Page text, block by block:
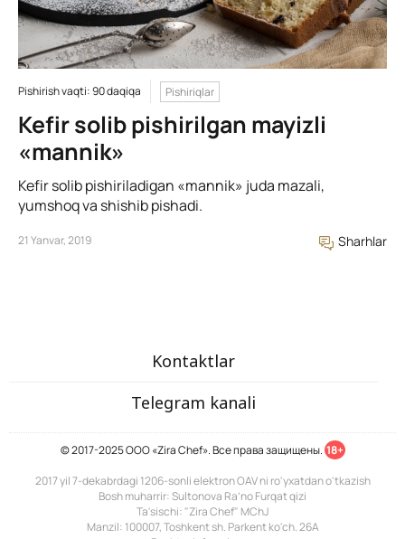
Pishirish vaqti: 90 daqiqa Pishiriqlar
Kefir solib pishirilgan mayizli
«mannik»
Kefir solib pishiriladigan «mannik» juda mazali,
yumshoq va shishib pishadi.
21 Yanvar, 2019 Sharhlar
Kontaktlar
Telegram kanali
© 2017-2025 ООО «Zira Chef». Все права защищены. 18+
2017 yil 7-dekabrdagi 1206-sonli elektron OAV ni ro'yxatdan o'tkazish
Bosh muharrir: Sultonova Ra’no Furqat qizi
Ta'sischi: "Zira Chef" MChJ
Manzil: 100007, Toshkent sh. Parkent ko'ch. 26A